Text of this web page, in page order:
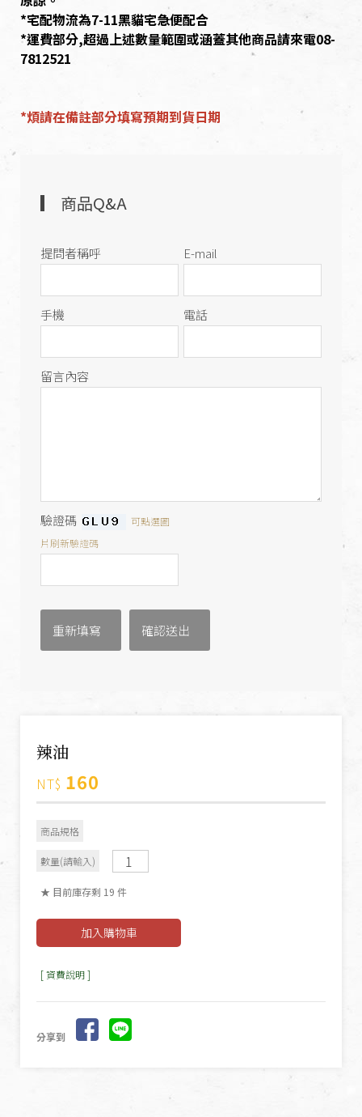
*宅配物流為7-11黑貓宅急便配合
*運費部分,超過上述數量範圍或涵蓋其他商品請來電08-
7812521
*煩請在備註部分填寫預期到貨日期
商品Q&A
提問者稱呼 E-mail
手機 電話
留言內容
驗證碼
可點選圖
片刷新驗證碼
辣油
NT$ 160
商品規格
數量(請輸入)
★ 目前庫存剩 19 件
[ 資費說明 ]
分享到